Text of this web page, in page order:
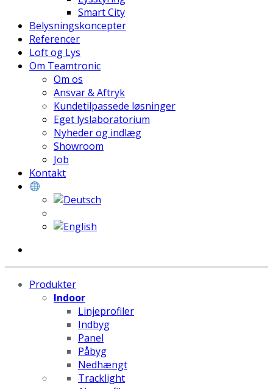
Smart City
Belysningskoncepter
Referencer
Loft og Lys
Om Teamtronic
Om os
Ansvar & Aftryk
Kundetilpassede løsninger
Eget lyslaboratorium
Nyheder og indlæg
Showroom
Job
Kontakt
Produkter
Indoor
Linjeprofiler
Indbyg
Panel
Påbyg
Nedhængt
Tracklight